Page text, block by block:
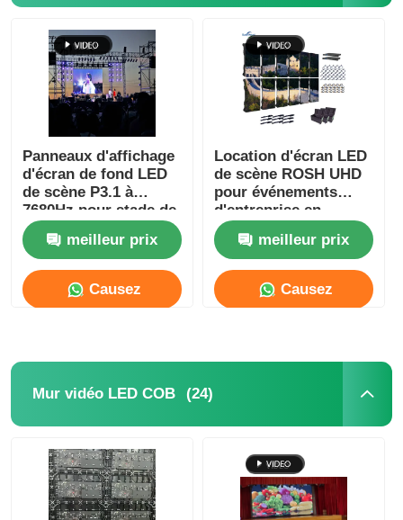
Panneaux d'affichage
d'écran de fond LED
de scène P3.1 à
7680Hz pour stade de
football haute
résolutionmeilleur prix
Causez
Location d'écran LED
de scène ROSH UHD
pour événements
d'entreprise en
intérieur
meilleur prix
Causez
Mur vidéo LED COB (24)